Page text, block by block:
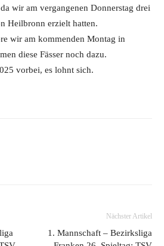
wir am vergangenen Donnerstag drei
Heilbronn erzielt hatten.
wir am kommenden Montag in
diese Fässer noch dazu.
vorbei, es lohnt sich.
Nächster Artikel
1. Mannschaft – Bezirksliga